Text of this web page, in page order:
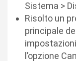
Sistema >
Risolto un
principale
l’opzione